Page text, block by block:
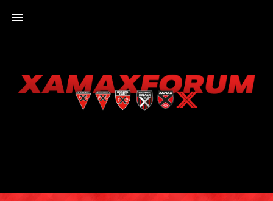
XAMAXFORUM